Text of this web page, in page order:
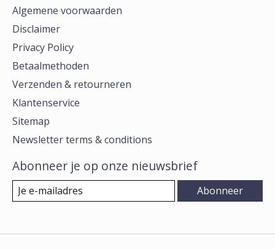
Algemene voorwaarden
Disclaimer
Privacy Policy
Betaalmethoden
Verzenden & retourneren
Klantenservice
Sitemap
Newsletter terms & conditions
Abonneer je op onze nieuwsbrief
Abonneer